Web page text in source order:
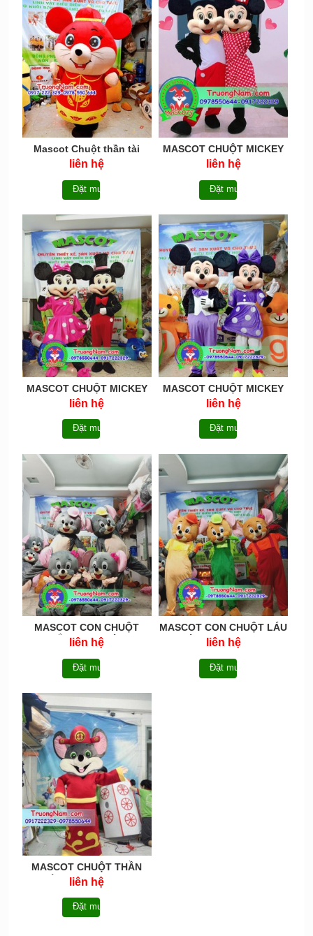
Mascot Chuột thần tài
Thân bự
liên hệ
Đặt mua
MASCOT CHUỘT MICKEY
DESNEY - MCCHUOT021
liên hệ
Đặt mua
MASCOT CHUỘT MICKEY
DESNEY 01 - MCCHUOT020
liên hệ
Đặt mua
MASCOT CHUỘT MICKEY
DESNEY - MCCHUOT019
liên hệ
Đặt mua
MASCOT CON CHUỘT
NHẮT HOẠT NÁO -
liên hệ
Đặt mua
MASCOT CON CHUỘT LÁU
CÁ -MCCHUOT017
liên hệ
Đặt mua
MASCOT CHUỘT THẦN
TÀI-MCCHUOT016
liên hệ
Đặt mua